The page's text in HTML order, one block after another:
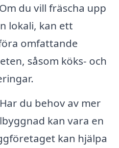
Om du vill fräscha upp
lokali, kan ett
omfattande
såsom köks- och
Har du behov av mer
kan vara en
kan hjälpa